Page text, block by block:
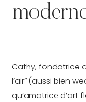
Cathy, fondatrice
l’air” (aussi bien
qu’amatrice d’art